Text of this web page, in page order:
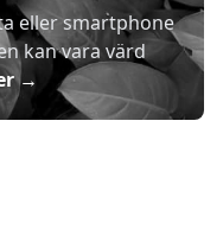
eller smartphone
kan vara värd
→